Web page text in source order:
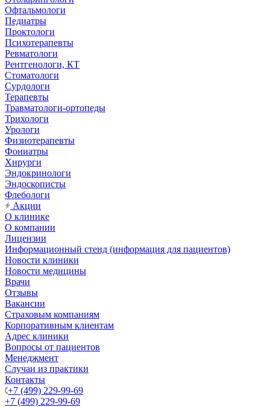
Офтальмологи
Педиатры
Проктологи
Психотерапевты
Ревматологи
Рентгенологи, КТ
Стоматологи
Сурдологи
Терапевты
Травматологи-ортопеды
Трихологи
Урологи
Физиотерапевты
Фониатры
Хирурги
Эндокринологи
Эндоскописты
Флебологи
Акции
О клинике
О компании
Лицензии
Информационный стенд (информация для пациентов)
Новости клиники
Новости медицины
Врачи
Отзывы
Вакансии
Страховым компаниям
Корпоративным клиентам
Адрес клиники
Вопросы от пациентов
Менеджмент
Случаи из практики
Контакты
+7 (499) 229-99-69
+7 (499) 229-99-69